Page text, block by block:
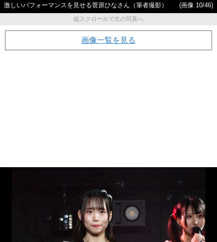
激しいパフォーマンスを見せる菅原ひなさん（筆者撮影）
(画像 10/46)
縦スクロールで次の写真へ
画像一覧を見る